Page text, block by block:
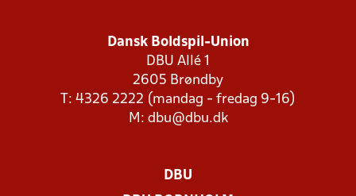
Dansk Boldspil-Union
DBU Allé 1
2605 Brøndby
T: 4326 2222 (mandag - fredag 9-16)
M: dbu@dbu.dk
DBU